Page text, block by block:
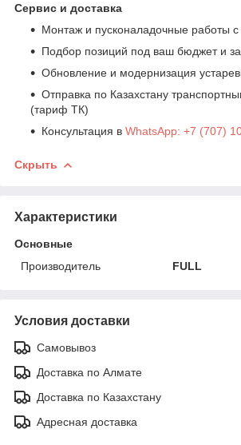
Сервис и доставка
Монтаж и пусконаладочные работы с
Подбор позиций под ваш бюджет и
Обновление и модернизация
Отправка по Казахстану
(тариф ТК)
Консультация в WhatsApp: +7 (707)
Скрыть
Характеристики
Основные
Производитель
FULL
Условия доставки
Самовывоз
Доставка по Алмате
Доставка по Казахстану
Адресная доставка